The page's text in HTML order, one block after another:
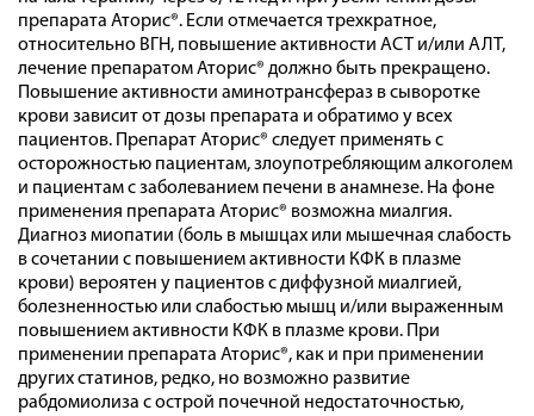
препарата Аторис®. Если отмечается трехкратное,
относительно ВГН, повышение активности АСТ и/или АЛТ,
лечение препаратом Аторис® должно быть прекращено.
Повышение активности аминотрансфераз в сыворотке
крови зависит от дозы препарата и обратимо у всех
пациентов. Препарат Аторис® следует применять с
осторожностью пациентам, злоупотребляющим алкоголем
и пациентам с заболеванием печени в анамнезе. На фоне
применения препарата Аторис® возможна миалгия.
Диагноз миопатии (боль в мышцах или мышечная слабость
в сочетании с повышением активности КФК в плазме
крови) вероятен у пациентов с диффузной миалгией,
болезненностью или слабостью мышц и/или выраженным
повышением активности КФК в плазме крови. При
применении препарата Аторис®, как и при применении
других статинов, редко, но возможно развитие
рабдомиолиза с острой почечной недостаточностью,